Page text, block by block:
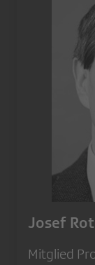
Josef
Mitglied